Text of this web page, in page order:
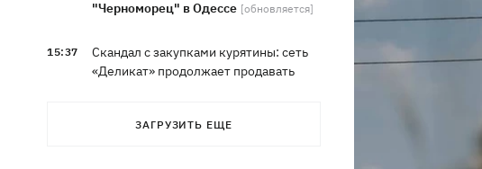
"Черноморец" в Одессе [обновляется]
15:37
Скандал с закупками курятины: сеть
«Деликат» продолжает продавать
террореЗАГРУЗИТЬ ЕЩЕ